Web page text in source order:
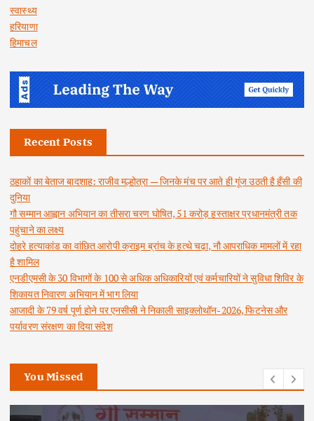
स्वास्थ्य
हरियाणा
हिमाचल
Recent Posts
ठहाकों का बेताज बादशाह: राजीव मल्होत्रा — जिनके मंच पर आते ही गूंज उठती है हँसी की
दुनिया
गौ सम्मान आह्वान अभियान का तीसरा चरण घोषित, 51 करोड़ हस्ताक्षर प्रधानमंत्री तक
पहुंचाने का लक्ष्य
दोहरे हत्याकांड का वांछित आरोपी क्राइम ब्रांच के हत्थे चढ़ा, नौ आपराधिक मामलों में रहा
है शामिल
एनडीएमसी के 30 विभागों के 100 से अधिक अधिकारियों एवं कर्मचारियों ने सुविधा शिविर के
शिकायत निवारण अभियान में भाग लिया
आजादी के 79 वर्ष पूर्ण होने पर एनसीसी ने निकाली साइक्लोथॉन-2026, फिटनेस और
पर्यावरण संरक्षण का दिया संदेश
You Missed